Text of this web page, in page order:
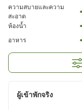
ความสบายและความ
สะอาด
ห้องน้ำ
อาหาร
ผู้เข้าพักจริง